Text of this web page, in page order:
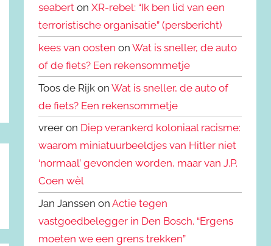
seabert onXR-rebel: “Ik ben lid van een
terroristische organisatie” (persbericht)
kees van oosten onWat is sneller, de auto
of de fiets? Een rekensommetje
Toos de Rijk onWat is sneller, de auto of
de fiets? Een rekensommetje
vreer on Diep verankerd koloniaal racisme:
waarom miniatuurbeeldjes van Hitler niet
‘normaal’ gevonden worden, maar van J.P.
Coen wèl
Jan Janssen onActie tegen
vastgoedbelegger in Den Bosch. “Ergens
moeten we een grens trekken”